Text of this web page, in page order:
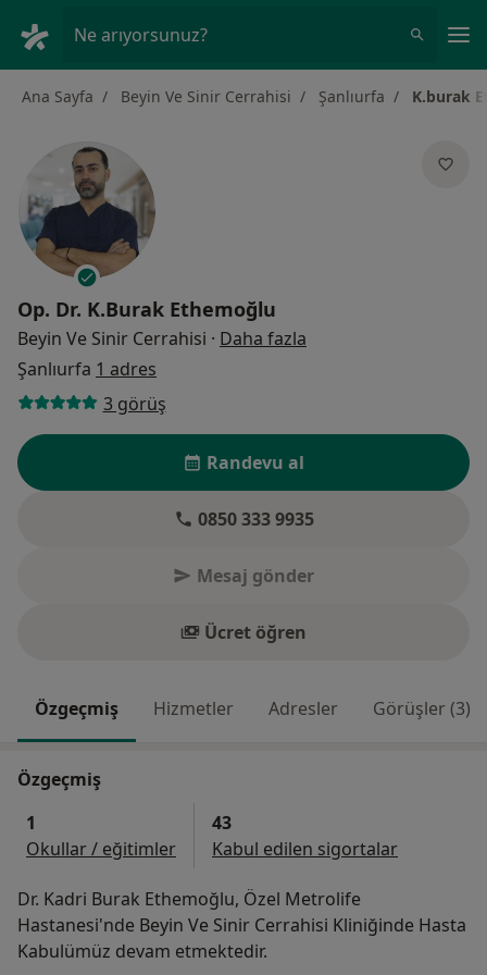
Ne arıyorsunuz?
Ana Sayfa Beyin Ve Sinir Cerrahisi Şanlıurfa K.burak
Op. Dr. K.Burak Ethemoğlu
Beyin Ve Sinir Cerrahisi · Daha fazla
Şanlıurfa 1 adres
3 görüş
Randevu al
0850 333 9935
Mesaj gönder
Ücret öğren
Özgeçmiş Hizmetler Adresler Görüşler (3)
Özgeçmiş
1
Okullar / eğitimler
43
Kabul edilen sigortalar
Dr. Kadri Burak Ethemoğlu, Özel Metrolife
Hastanesi'nde Beyin Ve Sinir Cerrahisi Kliniğinde Hasta
Kabulümüz devam etmektedir.